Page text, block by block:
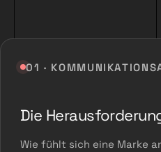
01 ·
Die
Wie fühlt sich eine Marke